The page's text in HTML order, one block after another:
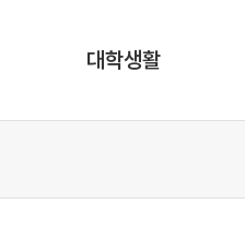
대학생활